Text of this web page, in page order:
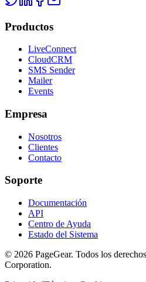
Productos
LiveConnect
CloudCRM
SMS Sender
Mailer
Events
Empresa
Nosotros
Clientes
Contacto
Soporte
Documentación
API
Centro de Ayuda
Estado del Sistema
© 2026 PageGear. Todos los
Corporation.